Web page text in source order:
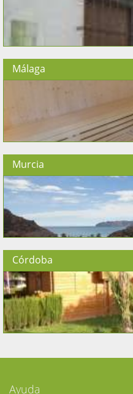
Málaga
Murcia
Córdoba
Ayuda